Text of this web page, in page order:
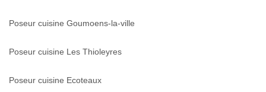
Poseur cuisine Goumoens-la-ville
Poseur cuisine Les Thioleyres
Poseur cuisine Ecoteaux